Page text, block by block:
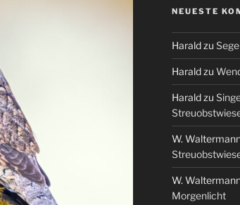
NEUESTE
Haraldzu
Haraldzu
Haraldzu
W.
W.
Morgenlicht